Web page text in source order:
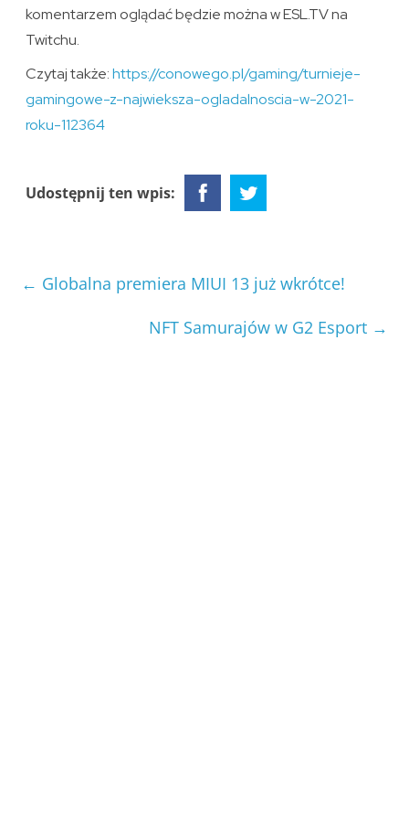
komentarzem oglądać będzie można w ESL.TV na
Twitchu.
Czytaj także:https://conowego.pl/gaming/turnieje-
gamingowe-z-najwieksza-ogladalnoscia-w-2021-
roku-112364
Udostępnij ten wpis:
← Globalna premiera MIUI 13 już wkrótce!
NFT Samurajów w G2 Esport →